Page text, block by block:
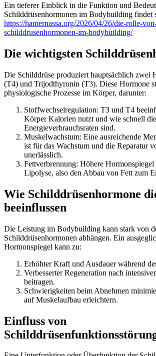
Ein tieferer Einblick in die Funktion und
Schilddrüsenhormonen im Bodybuilding findet
https://hamernassa.org/2026/04/26/die-rolle-
schilddrusenhormonen-im-bodybuilding/
Die wichtigsten
Die Schilddrüse produziert hauptsächlich zwei
(T4) und Trijodthyronin (T3). Diese Hormone
physiologische Prozesse im Körper, darunter:
Stoffwechselregulation: T3 und T4
Körper Kalorien nutzt und wie schnell die
Energieverbrauchsraten sind.
Muskelwachstum: Eine ausreichende
ist für das Wachstum und die Reparatur
unerlässlich.
Fettverbrennung: Höhere
Lipolyse, also den Abbau von Fett zum
Wie Schilddrüsenhormone
beeinflussen
Die Leistung im Bodybuilding kann stark von
Schilddrüsenhormonen abhängen. Ein
Hormonspiegel kann zu:
Erhöhter Kraft und Ausdauer während
Verbesserter Regeneration nach
beitragen.
Schwierigkeiten beim Abnehmen
auf Muskelaufbau erleichtern.
Einfluss von